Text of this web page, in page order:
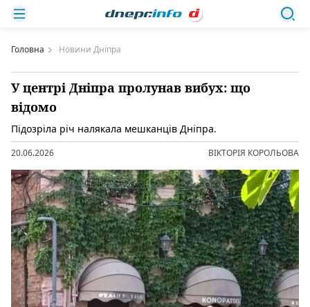
Головна Новини Дніпра
У центрі Дніпра пролунав вибух: що
відомо
Підозріла річ налякала мешканців Дніпра.
20.06.2026 ВІКТОРІЯ КОРОЛЬОВА